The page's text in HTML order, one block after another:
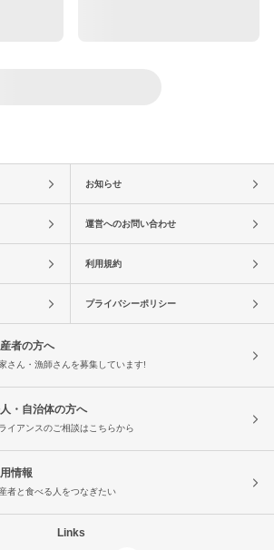
お知らせ
運営へのお問い合わせ
利用規約
プライバシーポリシー
者の方へ
さん・漁師さんを募集しています!
・自治体の方へ
イアンスのご相談はこちらから
情報
者と食べる人をつなぎたい
Links